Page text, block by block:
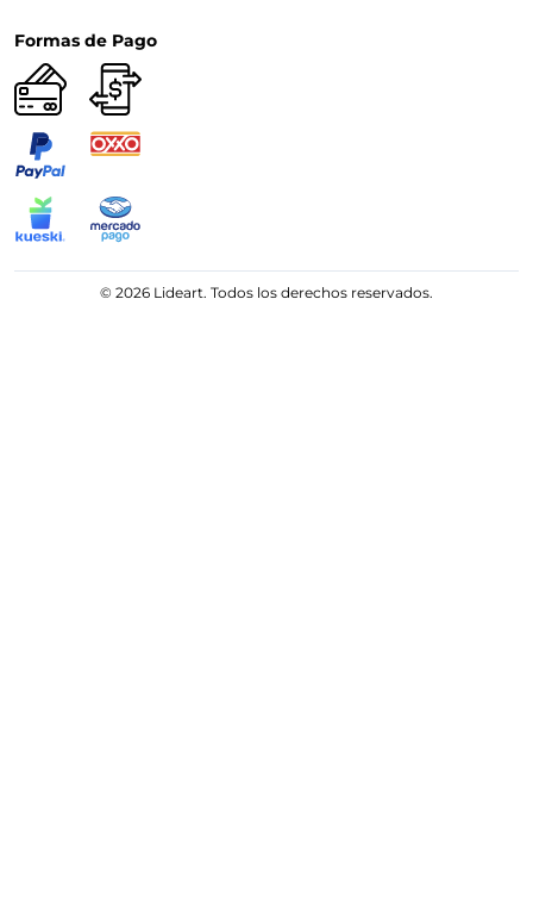
Formas de Pago
© 2026 Lideart. Todos los derechos reservados.